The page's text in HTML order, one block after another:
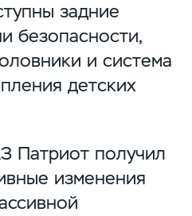
задние
безопасности,
и система
детских
Патриот получил
изменения